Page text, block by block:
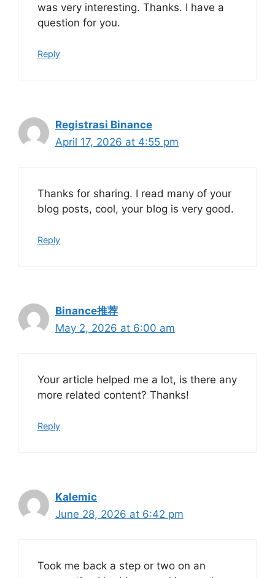
was very interesting. Thanks. I have a
question for you.
Reply
Registrasi Binance
April 17, 2026 at 4:55 pm
Thanks for sharing. I read many of your
blog posts, cool, your blog is very good.
Reply
Binance推荐
May 2, 2026 at 6:00 am
Your article helped me a lot, is there any
more related content? Thanks!
Reply
Kalemic
June 28, 2026 at 6:42 pm
Took me back a step or two on an